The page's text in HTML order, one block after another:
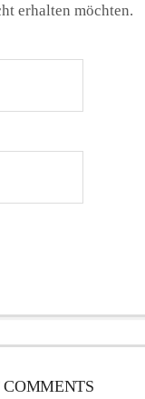
erhalten möchten.